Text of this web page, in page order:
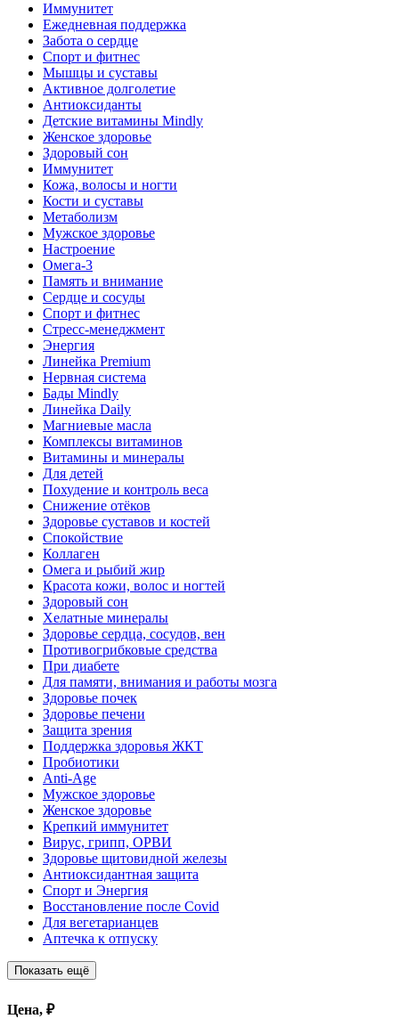
Иммунитет
Ежедневная поддержка
Забота о сердце
Спорт и фитнес
Мышцы и суставы
Активное долголетие
Антиоксиданты
Детские витамины Mindly
Женское здоровье
Здоровый сон
Иммунитет
Кожа, волосы и ногти
Кости и суставы
Метаболизм
Мужское здоровье
Настроение
Омега-3
Память и внимание
Сердце и сосуды
Спорт и фитнес
Стресс-менеджмент
Энергия
Линейка Premium
Нервная система
Бады Mindly
Линейка Daily
Магниевые масла
Комплексы витаминов
Витамины и минералы
Для детей
Похудение и контроль веса
Снижение отёков
Здоровье суставов и костей
Спокойствие
Коллаген
Омега и рыбий жир
Красота кожи, волос и ногтей
Здоровый сон
Хелатные минералы
Здоровье сердца, сосудов, вен
Противогрибковые средства
При диабете
Для памяти, внимания и работы мозга
Здоровье почек
Здоровье печени
Защита зрения
Поддержка здоровья ЖКТ
Пробиотики
Anti-Age
Мужское здоровье
Женское здоровье
Крепкий иммунитет
Вирус, грипп, ОРВИ
Здоровье щитовидной железы
Антиоксидантная защита
Спорт и Энергия
Восстановление после Covid
Для вегетарианцев
Аптечка к отпуску
Показать ещё
Цена, ₽